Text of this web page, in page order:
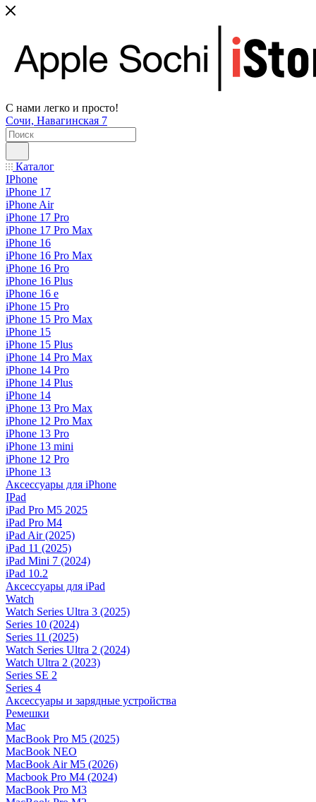
С нами легко и просто!
Сочи, Навагинская 7
Каталог
IPhone
iPhone 17
iPhone Air
iPhone 17 Pro
iPhone 17 Pro Max
iPhone 16
iPhone 16 Pro Max
iPhone 16 Pro
iPhone 16 Plus
iPhone 16 e
iPhone 15 Pro
iPhone 15 Pro Max
iPhone 15
iPhone 15 Plus
iPhone 14 Pro Max
iPhone 14 Pro
iPhone 14 Plus
iPhone 14
iPhone 13 Pro Max
iPhone 12 Pro Max
iPhone 13 Pro
iPhone 13 mini
iPhone 12 Pro
iPhone 13
Аксессуары для iPhone
IPad
iPad Pro M5 2025
iPad Pro M4
iPad Air (2025)
iPad 11 (2025)
iPad Mini 7 (2024)
iPad 10.2
Аксессуары для iPad
Watch
Watch Series Ultra 3 (2025)
Series 10 (2024)
Series 11 (2025)
Watch Series Ultra 2 (2024)
Watch Ultra 2 (2023)
Series SE 2
Series 4
Аксессуары и зарядные устройства
Ремешки
Mac
MacBook Pro M5 (2025)
MacBook NEO
MacBook Air M5 (2026)
Macbook Pro M4 (2024)
MacBook Pro M3